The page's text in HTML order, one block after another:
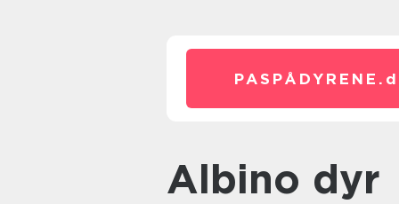
PASPÅDYRENE.
albino dyr